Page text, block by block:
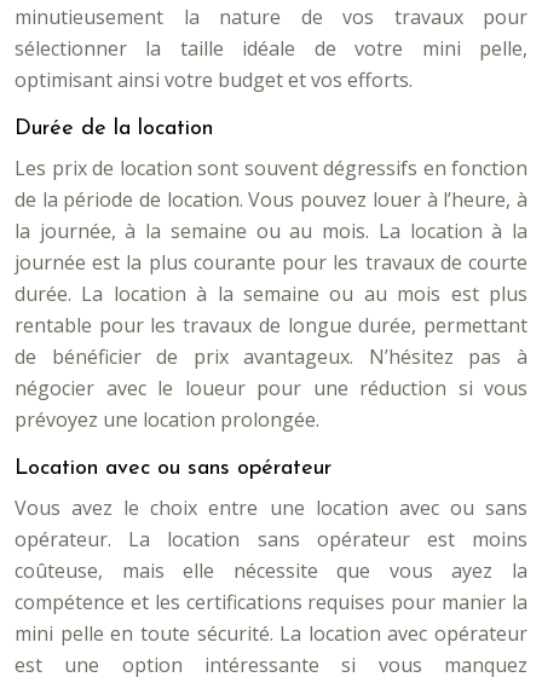
minutieusement la nature de vos travaux pour
sélectionner la taille idéale de votre mini pelle,
optimisant ainsi votre budget et vos efforts.
Durée de la location
Les prix de location sont souvent dégressifs en fonction
de la période de location. Vous pouvez louer à l’heure, à
la journée, à la semaine ou au mois. La location à la
journée est la plus courante pour les travaux de courte
durée. La location à la semaine ou au mois est plus
rentable pour les travaux de longue durée, permettant
de bénéficier de prix avantageux. N’hésitez pas à
négocier avec le loueur pour une réduction si vous
prévoyez une location prolongée.
Location avec ou sans opérateur
Vous avez le choix entre une location avec ou sans
opérateur. La location sans opérateur est moins
coûteuse, mais elle nécessite que vous ayez la
compétence et les certifications requises pour manier la
mini pelle en toute sécurité. La location avec opérateur
est une option intéressante si vous manquez